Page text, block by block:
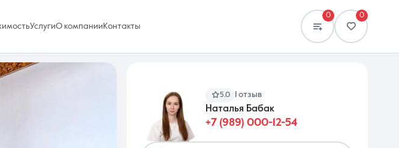
УслугиО компании Контакты
0 0
Сравнение
5.0 1 отзыв
Наталья Бабак
+7 (989) 000-12-54